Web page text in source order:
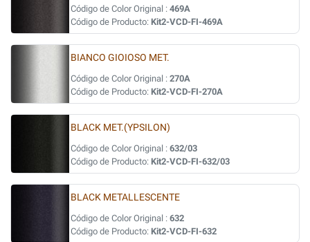
Código de Color Original : 469A
Código de Producto: Kit2-VCD-FI-469A
BIANCO GIOIOSO MET.
Código de Color Original : 270A
Código de Producto: Kit2-VCD-FI-270A
BLACK MET.(YPSILON)
Código de Color Original : 632/03
Código de Producto: Kit2-VCD-FI-632/03
BLACK METALLESCENTE
Código de Color Original : 632
Código de Producto: Kit2-VCD-FI-632